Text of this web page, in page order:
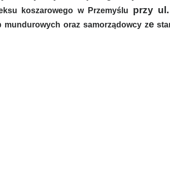
koszarowego w Przemyślu
przy
mundurowych oraz samorządowcy ze